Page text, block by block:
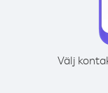
Välj